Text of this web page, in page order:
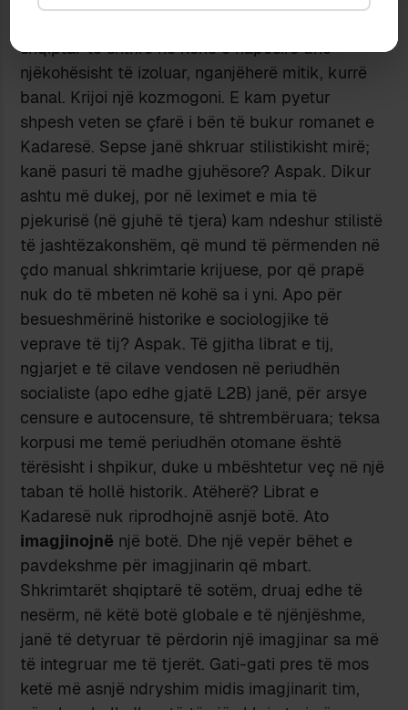
shqiptar të shtrirë në kohë e hapësirë dhe
njëkohësisht të izoluar, nganjëherë mitik, kurrë
banal. Krijoi një kozmogoni. E kam pyetur
shpesh veten se çfarë i bën të bukur romanet e
Kadaresë. Sepse janë shkruar stilistikisht mirë;
kanë pasuri të madhe gjuhësore? Aspak. Dikur
ashtu më dukej, por në leximet e mia të
pjekurisë (në gjuhë të tjera) kam ndeshur stilistë
të jashtëzakonshëm, që mund të përmenden në
çdo manual shkrimtarie krijuese, por që prapë
nuk do të mbeten në kohë sa i yni. Apo për
besueshmërinë historike e sociologjike të
veprave të tij? Aspak. Të gjitha librat e tij,
ngjarjet e të cilave vendosen në periudhën
socialiste (apo edhe gjatë L2B) janë, për arsye
censure e autocensure, të shtrembëruara; teksa
korpusi me temë periudhën otomane është
tërësisht i shpikur, duke u mbështetur veç në një
taban të hollë historik. Atëherë? Librat e
Kadaresë nuk riprodhojnë asnjë botë. Ato
imagjinojnë një botë. Dhe një vepër bëhet e
pavdekshme për imagjinarin që mbart.
Shkrimtarët shqiptarë të sotëm, druaj edhe të
nesërm, në këtë botë globale e të njënjëshme,
janë të detyruar të përdorin një imagjinar sa më
të integruar me të tjerët. Gati-gati pres të mos
ketë më asnjë ndryshim midis imagjinarit tim,